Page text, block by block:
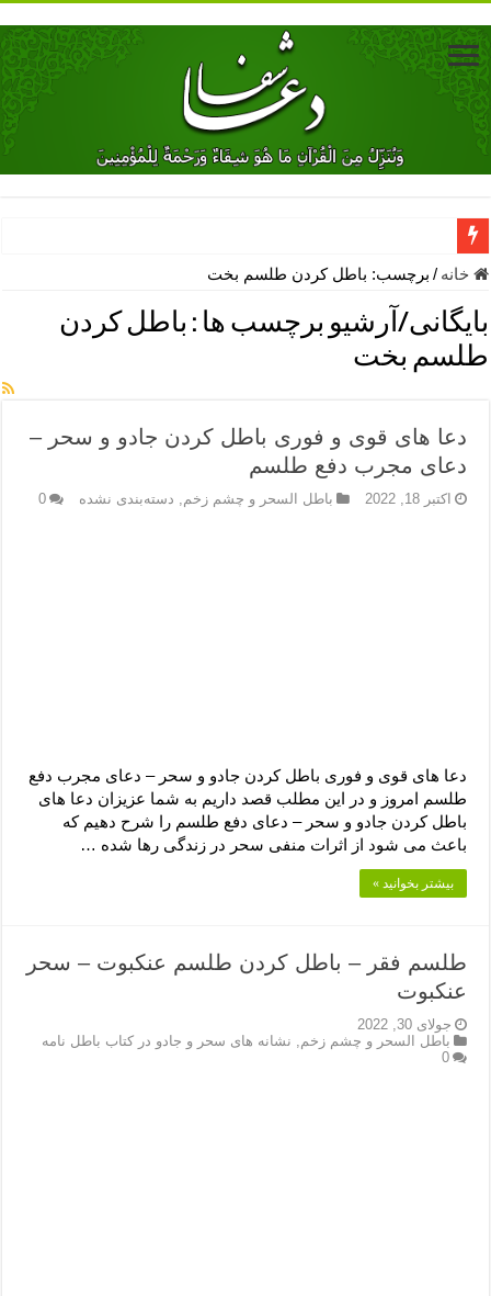
دعای جلب محبت فوری معشوق – دعای جلب محبت شوهر
دعای مشکل گشا برای رفع فقر – ذکرهای روزی‌ بخش
معجزات دعای یا من اظهر الجمیل – دعای یا من اظهر الجمیل برای
مهم ترین اذکار الهی و فضیلت آن ها – ذکر مخصوص مستجاب الدعوه
نماز حاجت برای کار گشایی- دعای رفع مشکلات و طلب حاجت
دعای رفع فقر و طلب رزق و روزی – آیه‌ جلب ثروت و برکت مال
خانه / برچسب: باطل كردن طلسم بخت
بایگانی/آرشیو برچسب ها : باطل كردن
طلسم بخت
دعا های قوی و فوری باطل کردن جادو و سحر –
دعای مجرب دفع طلسم
اکتبر 18, 2022 باطل السحر و چشم زخم دسته‌بندی نشده 0
دعا های قوی و فوری باطل کردن جادو و سحر – دعای مجرب دفع
طلسم امروز و در این مطلب قصد داریم به شما عزیزان دعا های
باطل کردن جادو و سحر – دعای دفع طلسم را شرح دهیم که
باعث می شود از اثرات منفی سحر در زندگی رها شده …
بیشتر بخوانید »
طلسم فقر – باطل کردن طلسم عنکبوت – سحر
عنکبوت
جولای 30, 2022
باطل السحر و چشم زخم, نشانه های سحر و جادو در کتاب باطل نامه
0